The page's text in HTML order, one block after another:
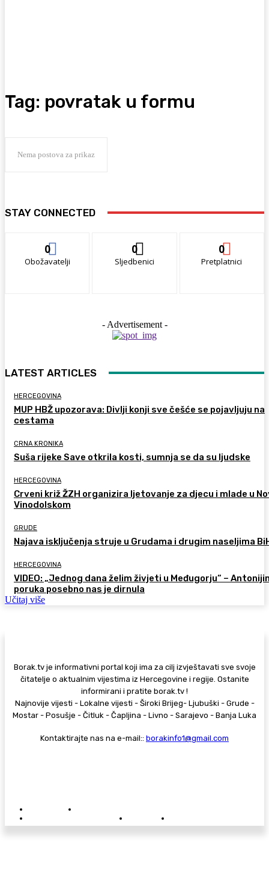
Tag: povratak u formu
Nema postova za prikaz
STAY CONNECTED
0
Obožavatelji
0
Sljedbenici
0
Pretplatnici
- Advertisement -
LATEST ARTICLES
HERCEGOVINA
MUP HBŽ upozorava: Divlji konji sve češće se pojavljuju na
cestama
CRNA KRONIKA
Suša rijeke Save otkrila kosti, sumnja se da su ljudske
HERCEGOVINA
Crveni križ ŽZH organizira ljetovanje za djecu i mlade u
Vinodolskom
GRUDE
Najava isključenja struje u Grudama i drugim naseljima
HERCEGOVINA
VIDEO: „Jednog dana želim živjeti u Međugorju“ –
poruka posebno nas je dirnula
Učitaj više
Borak.tv je informativni portal koji ima za cilj izvještavati sve svoje
čitatelje o aktualnim vijestima iz Hercegovine i regije. Ostanite
informirani i pratite borak.tv !
Najnovije vijesti - Lokalne vijesti - Široki Brijeg- Ljubuški - Grude -
Mostar - Posušje - Čitluk - Čapljina - Livno - Sarajevo - Banja Luka
Kontaktirajte nas na e-mail:: borakinfo1@gmail.com